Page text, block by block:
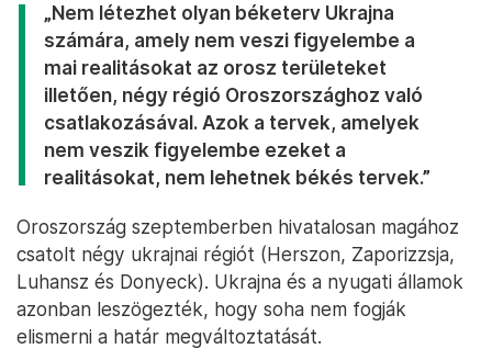
„Nem létezhet olyan béketerv Ukrajna
számára, amely nem veszi figyelembe a
mai realitásokat az orosz területeket
illetően, négy régió Oroszországhoz való
csatlakozásával. Azok a tervek, amelyek
nem veszik figyelembe ezeket a
realitásokat, nem lehetnek békés tervek.”
Oroszország szeptemberben hivatalosan magához
csatolt négy ukrajnai régiót (Herszon, Zaporizzsja,
Luhansz és Donyeck). Ukrajna és a nyugati államok
azonban leszögezték, hogy soha nem fogják
elismerni a határ megváltoztatását.